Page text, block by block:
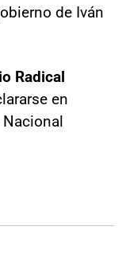
de Iván
Radical
en